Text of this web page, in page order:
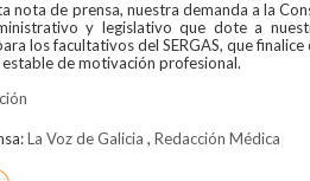
nota de prensa, nuestra demanda a la
y legislativo que dote a
los facultativos del SERGAS, que
de motivación profesional.
La Voz de Galicia , Redacción Médica